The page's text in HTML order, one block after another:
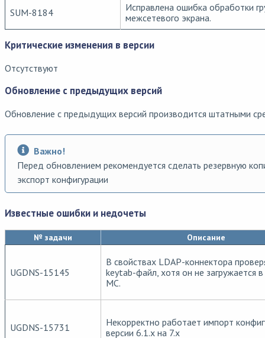
SUM-8184
Исправлена ошибка обработки
межсетевого экрана.
Критические изменения в версии
Отсутствуют
Обновление с предыдущих версий
Обновление с предыдущих версий производится штатными
Важно!
Перед обновлением рекомендуется сделать резервную
экспорт конфигурации
Известные ошибки и недочеты
№ задачи Описание
UGDNS-15145
В свойствах LDAP-коннектора
keytab-файл, хотя он не загружается
MC.
UGDNS-15731
Некорректно работает импорт
версии 6.1.х на 7.х